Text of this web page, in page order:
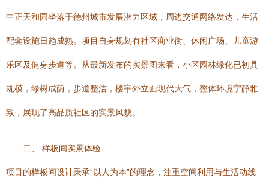
中正天和园坐落于德州城市发展潜力区域，周边交通网络发达，生活
配套设施日趋成熟。项目自身规划有社区商业街、休闲广场、儿童游
乐区及健身步道等。从最新发布的实景图来看，小区园林绿化已初具
规模，绿树成荫，步道整洁，楼宇外立面现代大气，整体环境宁静雅
致，展现了高品质社区的实景风貌。
二、 样板间实景体验
项目的样板间设计秉承“以人为本”的理念，注重空间利用与生活动线